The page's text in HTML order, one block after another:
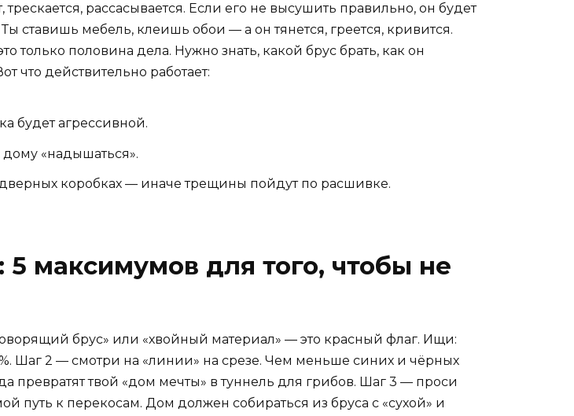
рассасывается. Если его не высушить правильно, он будет
ставишь мебель, клеишь обои — а он тянется, греется, кривится.
только половина дела. Нужно знать, какой брус брать, как он
что действительно работает:
будет агрессивной.
«надышаться».
коробках — иначе трещины пойдут по расшивке.
максимумов для того, чтобы не
брус» или «хвойный материал» — это красный флаг. Ищи:
Шаг 2 — смотри на «линии» на срезе. Чем меньше синих и чёрных
превратят твой «дом мечты» в туннель для грибов. Шаг 3 — проси
путь к перекосам. Дом должен собираться из бруса с «сухой» и